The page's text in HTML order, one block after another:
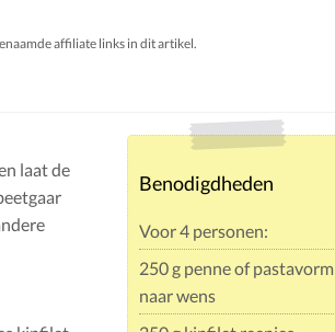
affiliate links in dit artikel.
Benodigdheden
Voor 4 personen:
250 g penne of pastavorm
naar wens
laat de